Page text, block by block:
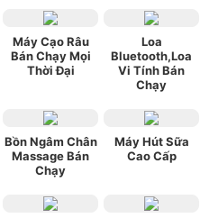
Máy Cạo Râu
Bán Chạy Mọi
Thời Đại
Loa
Bluetooth,Loa
Vi Tính Bán
Chạy
Bồn Ngâm Chân
Massage Bán
Chạy
Máy Hút Sữa
Cao Cấp